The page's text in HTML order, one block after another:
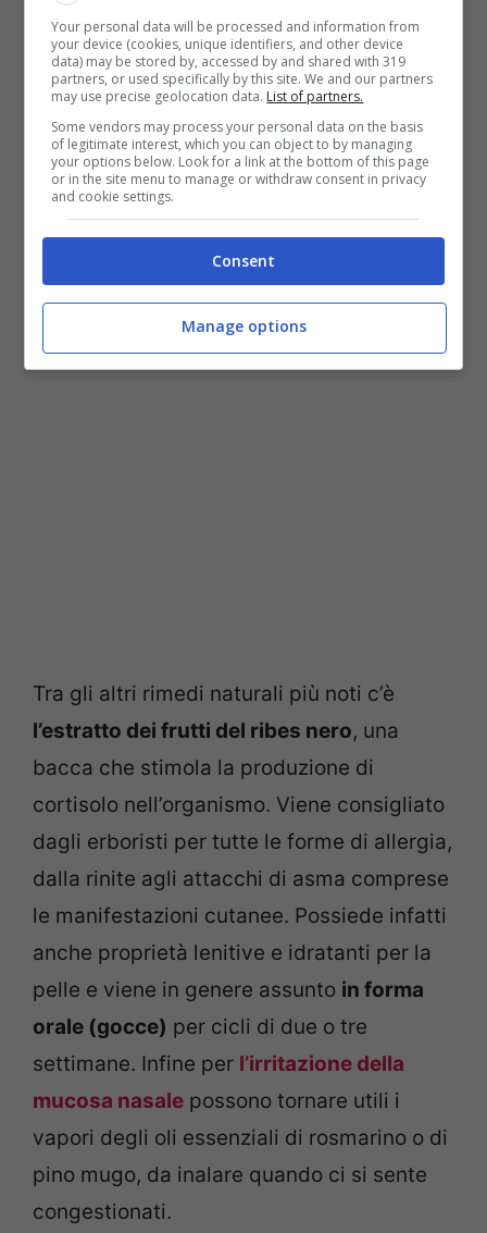
Tra gli altri rimedi naturali più noti c’è
l’estratto dei frutti del ribes nero, una
bacca che stimola la produzione di
cortisolo nell’organismo. Viene consigliato
dagli erboristi per tutte le forme di allergia,
dalla rinite agli attacchi di asma comprese
le manifestazioni cutanee. Possiede infatti
anche proprietà lenitive e idratanti per la
pelle e viene in genere assunto in forma
orale (gocce) per cicli di due o tre
settimane. Infine per l’irritazione della
mucosa nasale possono tornare utili i
vapori degli oli essenziali di rosmarino o di
pino mugo, da inalare quando ci si sente
congestionati.
Your personal data will be processed and information from
your device (cookies, unique identifiers, and other device
data) may be stored by, accessed by and shared with 319
partners, or used specifically by this site. We and our partners
may use precise geolocation data. List of partners.
Some vendors may process your personal data on the basis
of legitimate interest, which you can object to by managing
your options below. Look for a link at the bottom of this page
or in the site menu to manage or withdraw consent in privacy
and cookie settings.
Consent
Manage options